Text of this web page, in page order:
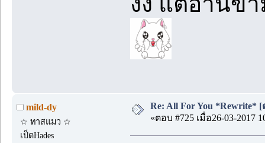
mild-dy
☆ ทาสแมว ☆
เป็ดHades
Re: All For You *Rewrite* [
«ตอบ #725 เมื่อ26-03-2017